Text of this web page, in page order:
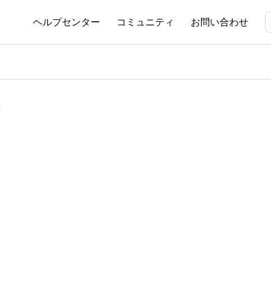
ヘルプセンター コミュニティ お問い合わせ